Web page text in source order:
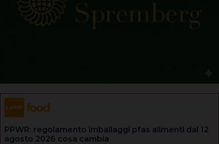
PPWR: regolamento imballaggi pfas alimenti dal 12
agosto 2026 cosa cambia